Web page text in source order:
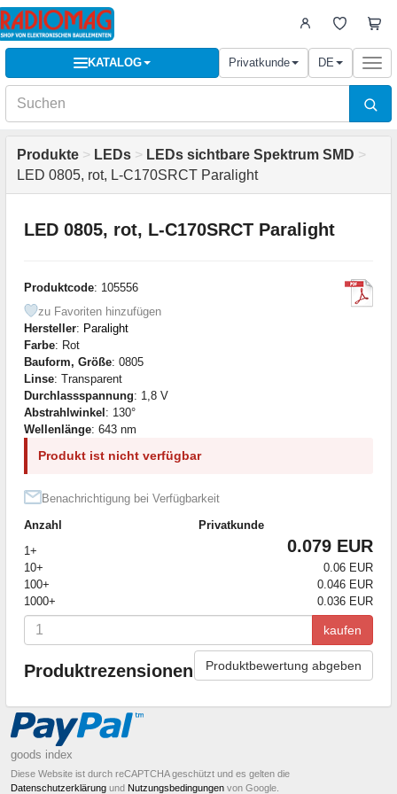
KATALOG Privatkunde DE
Produkte > LEDs > LEDs sichtbare Spektrum SMD >
LED 0805, rot, L-C170SRCT Paralight
LED 0805, rot, L-C170SRCT Paralight
Produktcode: 105556
zu Favoriten hinzufügen
Hersteller: Paralight
Farbe: Rot
Bauform, Größe: 0805
Linse: Transparent
Durchlassspannung: 1,8 V
Abstrahlwinkel: 130°
Wellenlänge: 643 nm
Produkt ist nicht verfügbar
Benachrichtigung bei Verfügbarkeit
Anzahl
Privatkunde
1+
0.079 EUR
10+
0.06 EUR
100+
0.046 EUR
1000+
0.036 EUR
kaufen
Produktrezensionen Produktbewertung abgeben
goods index
Diese Website ist durch reCAPTCHA geschützt und es gelten die
Datenschutzerklärung und Nutzungsbedingungen von Google.